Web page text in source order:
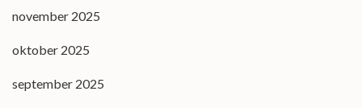
november 2025
oktober 2025
september 2025